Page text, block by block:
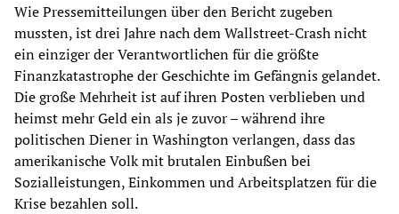
Wie Pressemitteilungen über den Bericht zugeben
mussten, ist drei Jahre nach dem Wallstreet-Crash nicht
ein einziger der Verantwortlichen für die größte
Finanzkatastrophe der Geschichte im Gefängnis gelandet.
Die große Mehrheit ist auf ihren Posten verblieben und
heimst mehr Geld ein als je zuvor – während ihre
politischen Diener in Washington verlangen, dass das
amerikanische Volk mit brutalen Einbußen bei
Sozialleistungen, Einkommen und Arbeitsplatzen für die
Krise bezahlen soll.